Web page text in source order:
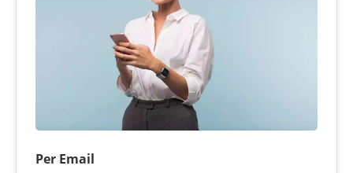
Per Email